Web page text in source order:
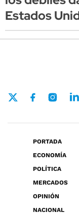
Estados
PORTADA
ECONOMÍA
POLÍTICA
MERCADOS
OPINIÓN
NACIONAL